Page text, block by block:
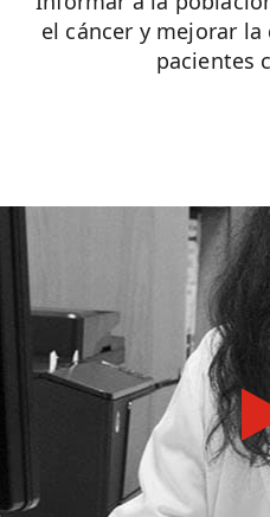
el cáncer y mejorar
pacientes